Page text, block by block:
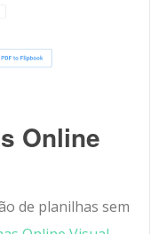
Online
de planilhas sem